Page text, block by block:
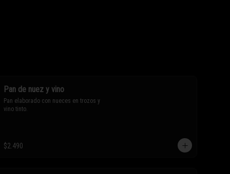
Pan de nuez y vino
Pan elaborado con nueces en trozos y
vino tinto.
$2.490